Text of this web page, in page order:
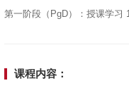
第一阶段（PgD）：授课学习
课程内容：